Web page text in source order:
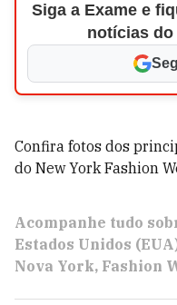
Siga a Exame e
notícias
Confira fotos dos
do New York Fashion
Acompanhe tudo
Estados Unidos
Nova York Fashion